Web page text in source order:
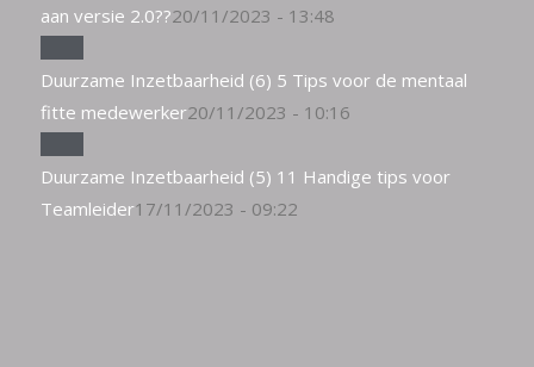
aan versie 2.0??20/11/2023 - 13:48
Duurzame Inzetbaarheid (6) 5 Tips voor de mentaal
fitte medewerker20/11/2023 - 10:16
Duurzame Inzetbaarheid (5) 11 Handige tips voor
Teamleider17/11/2023 - 09:22